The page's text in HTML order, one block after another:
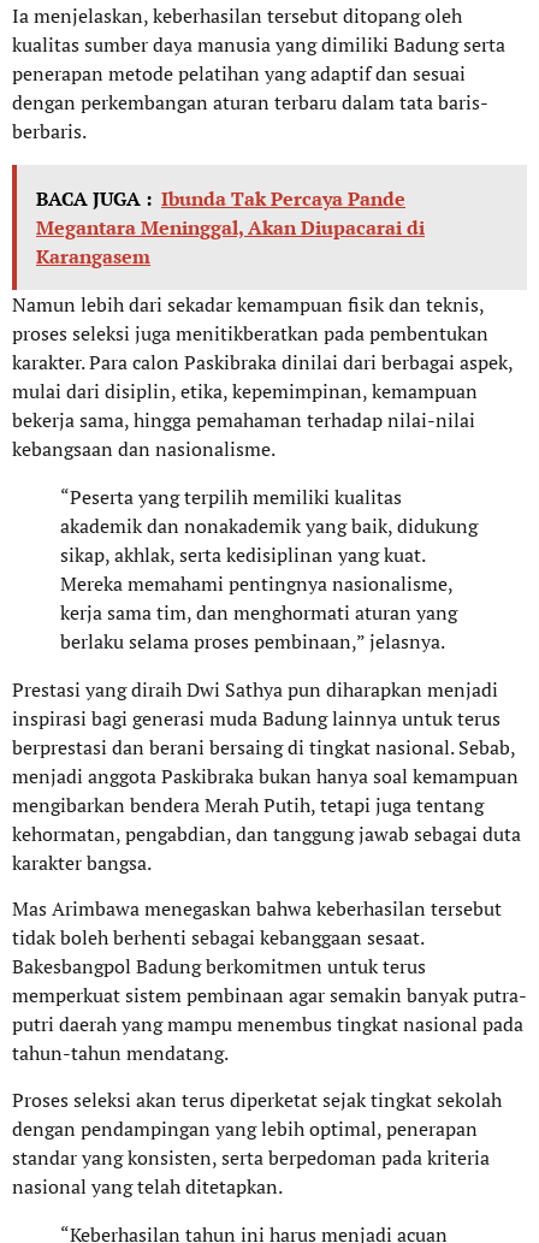
Ia menjelaskan, keberhasilan tersebut ditopang oleh
kualitas sumber daya manusia yang dimiliki Badung serta
penerapan metode pelatihan yang adaptif dan sesuai
dengan perkembangan aturan terbaru dalam tata baris-
berbaris.
BACA JUGA : Ibunda Tak Percaya Pande
Megantara Meninggal, Akan Diupacarai di
Karangasem
Namun lebih dari sekadar kemampuan fisik dan teknis,
proses seleksi juga menitikberatkan pada pembentukan
karakter. Para calon Paskibraka dinilai dari berbagai aspek,
mulai dari disiplin, etika, kepemimpinan, kemampuan
bekerja sama, hingga pemahaman terhadap nilai-nilai
kebangsaan dan nasionalisme.
“Peserta yang terpilih memiliki kualitas
akademik dan nonakademik yang baik, didukung
sikap, akhlak, serta kedisiplinan yang kuat.
Mereka memahami pentingnya nasionalisme,
kerja sama tim, dan menghormati aturan yang
berlaku selama proses pembinaan,” jelasnya.
Prestasi yang diraih Dwi Sathya pun diharapkan menjadi
inspirasi bagi generasi muda Badung lainnya untuk terus
berprestasi dan berani bersaing di tingkat nasional. Sebab,
menjadi anggota Paskibraka bukan hanya soal kemampuan
mengibarkan bendera Merah Putih, tetapi juga tentang
kehormatan, pengabdian, dan tanggung jawab sebagai duta
karakter bangsa.
Mas Arimbawa menegaskan bahwa keberhasilan tersebut
tidak boleh berhenti sebagai kebanggaan sesaat.
Bakesbangpol Badung berkomitmen untuk terus
memperkuat sistem pembinaan agar semakin banyak putra-
putri daerah yang mampu menembus tingkat nasional pada
tahun-tahun mendatang.
Proses seleksi akan terus diperketat sejak tingkat sekolah
dengan pendampingan yang lebih optimal, penerapan
standar yang konsisten, serta berpedoman pada kriteria
nasional yang telah ditetapkan.
“Keberhasilan tahun ini harus menjadi acuan